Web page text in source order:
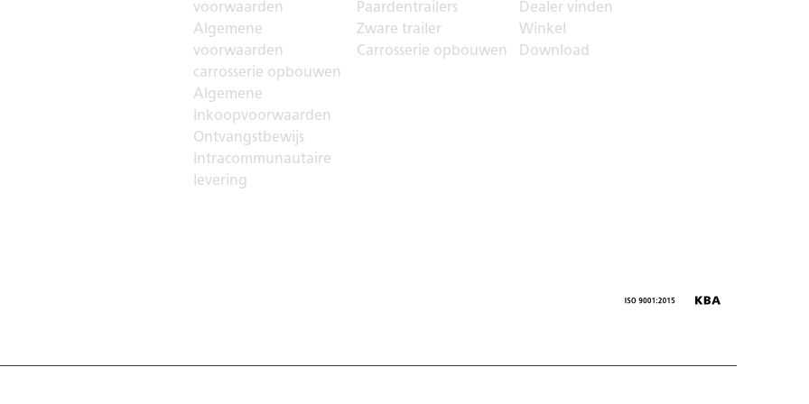
voorwaarden
Algemene
voorwaarden
carrosserie opbouwen
Algemene
Inkoopvoorwaarden
Ontvangstbewijs
Intracommunautaire
levering
Paardentrailers
Zware trailer
Carrosserie opbouwen
Dealer vinden
Winkel
Download